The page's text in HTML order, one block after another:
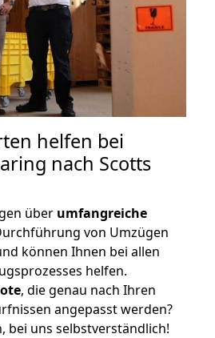
helfen bei
nach Scotts
über umfangreiche
von Umzügen
können Ihnen bei allen
helfen.
, die genau nach Ihren
angepasst werden?
bei uns selbstverständlich!